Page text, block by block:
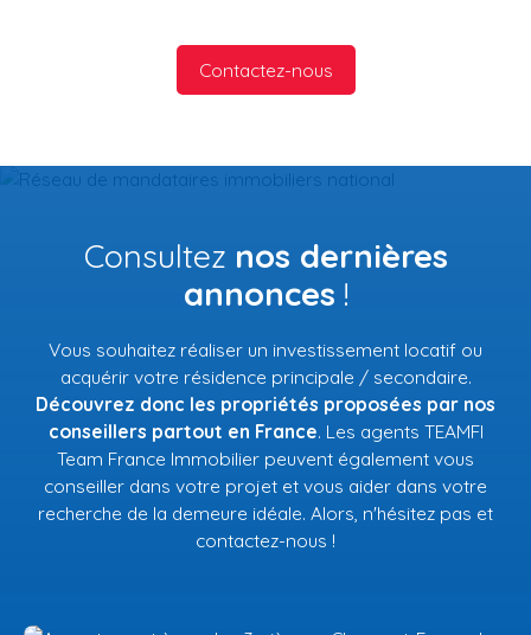
Contactez-nous
Consultez nos dernières
annonces !
Vous souhaitez réaliser un investissement locatif ou
acquérir votre résidence principale / secondaire.
Découvrez donc les propriétés proposées par nos
conseillers partout en France. Les agents TEAMFI
Team France Immobilier peuvent également vous
conseiller dans votre projet et vous aider dans votre
recherche de la demeure idéale. Alors, n'hésitez pas et
contactez-nous !